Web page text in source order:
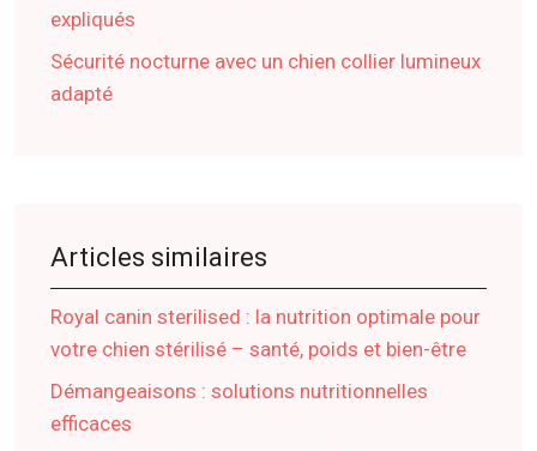
expliqués
Sécurité nocturne avec un chien collier lumineux
adapté
Articles similaires
Royal canin sterilised : la nutrition optimale pour
votre chien stérilisé – santé, poids et bien-être
Démangeaisons : solutions nutritionnelles
efficaces